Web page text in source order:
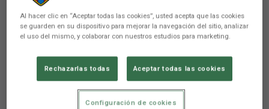
Al hacer clic en “Aceptar todas las cookies”, usted acepta que las cookies
se guarden en su dispositivo para mejorar la navegación del sitio, analizar
el uso del mismo, y colaborar con nuestros estudios para marketing.
Rechazarlas todas Aceptar todas las cookies
Configuración de cookies